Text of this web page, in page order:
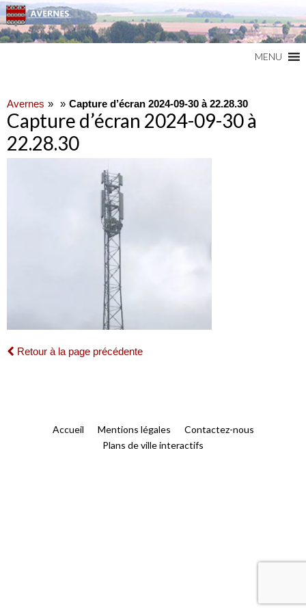
MENU
Avernes Capture d’écran 2024-09-30 à 22.28.30
Capture d’écran 2024-09-30 à
22.28.30
Retour à la page précédente
Accueil Mentions légales
Contactez-nous
Plans de ville interactifs